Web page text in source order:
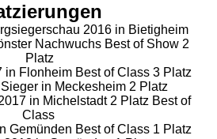
2016 in Bietigheim
Nachwuchs Best of Show 2
Platz
in Flonheim Best of Class 3 Platz
in Meckesheim 2 Platz
in Michelstadt 2 Platz Best of
Class
Gemünden Best of Class 1 Platz